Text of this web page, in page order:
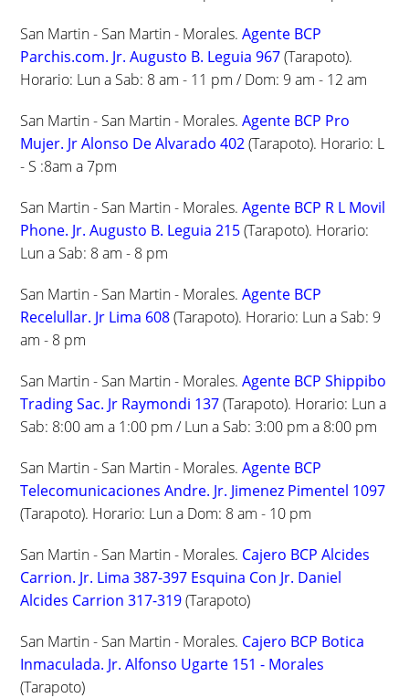
San Martin - San Martin - Morales.Agente BCP
Parchis.com. Jr. Augusto B. Leguia 967(Tarapoto).
Horario: Lun a Sab: 8 am - 11 pm / Dom: 9 am - 12 am
San Martin - San Martin - Morales.Agente BCP Pro
Mujer. Jr Alonso De Alvarado 402(Tarapoto). Horario: L
- S :8am a 7pm
San Martin - San Martin - Morales.Agente BCP R L Movil
Phone. Jr. Augusto B. Leguia 215(Tarapoto). Horario:
Lun a Sab: 8 am - 8 pm
San Martin - San Martin - Morales.Agente BCP
Recelullar. Jr Lima 608(Tarapoto). Horario: Lun a Sab: 9
am - 8 pm
San Martin - San Martin - Morales.Agente BCP Shippibo
Trading Sac. Jr Raymondi 137(Tarapoto). Horario: Lun a
Sab: 8:00 am a 1:00 pm / Lun a Sab: 3:00 pm a 8:00 pm
San Martin - San Martin - Morales.Agente BCP
Telecomunicaciones Andre. Jr. Jimenez Pimentel 1097
(Tarapoto). Horario: Lun a Dom: 8 am - 10 pm
San Martin - San Martin - Morales. Cajero BCP Alcides
Carrion. Jr. Lima 387-397 Esquina Con Jr. Daniel
Alcides Carrion 317-319(Tarapoto)
San Martin - San Martin - Morales. Cajero BCP Botica
Inmaculada. Jr. Alfonso Ugarte 151 - Morales
(Tarapoto)